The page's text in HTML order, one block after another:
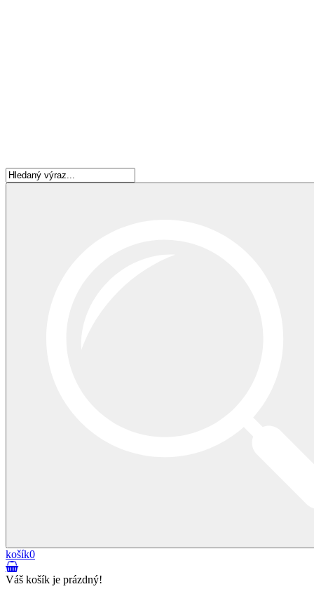
košík0
Váš košík je prázdný!